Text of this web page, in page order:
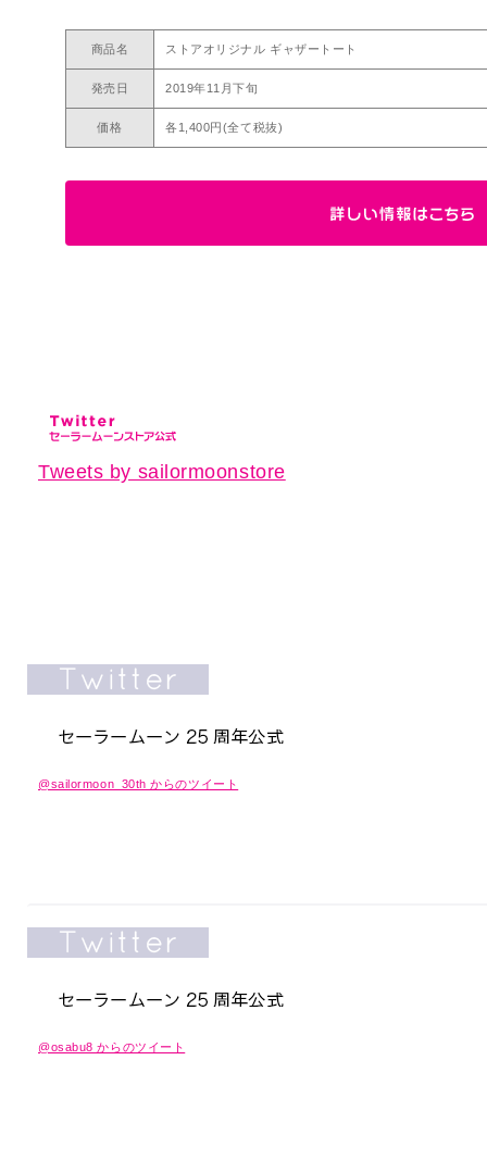
商品名 ストアオリジナル ギャザートート
発売日 2019年11月下旬
価格 各1,400円(全て税抜)
Tweets by sailormoonstore
@sailormoon_30th からのツイート
@osabu8 からのツイート